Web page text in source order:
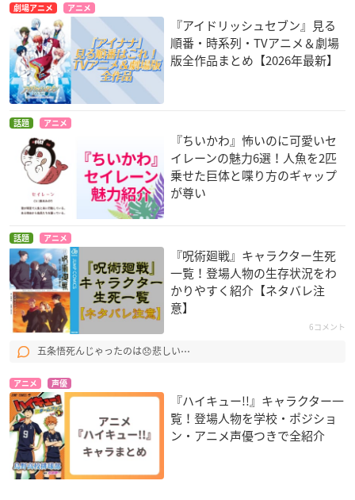
劇場アニメ アニメ
『アイドリッシュセブン』見る
順番・時系列・TVアニメ＆劇場
版全作品まとめ【2026年最新】
話題 アニメ
『ちいかわ』怖いのに可愛いセ
イレーンの魅力6選！人魚を2匹
乗せた巨体と喋り方のギャップ
が尊い
話題 アニメ
『呪術廻戦』キャラクター生死
一覧！登場人物の生存状況をわ
かりやすく紹介【ネタバレ注
意】
6コメント
五条悟死んじゃったのは😞悲しい⋯
アニメ 声優
『ハイキュー!!』キャラクター一
覧！登場人物を学校・ポジショ
ン・アニメ声優つきで全紹介